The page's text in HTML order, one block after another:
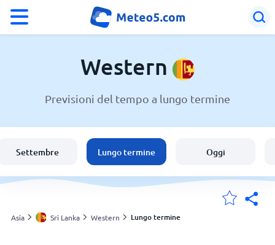
Meteo in Western
Italia
Svizzera
Western
Previsioni del tempo a lungo termine
Settembre Lungo termine Oggi
Asia Sri Lanka Western Lungo termine